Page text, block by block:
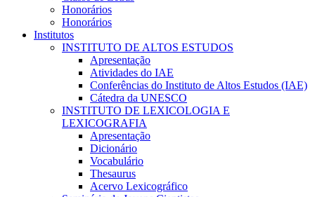
Honorários
Honorários
Institutos
INSTITUTO DE ALTOS ESTUDOS
Apresentação
Atividades do IAE
Conferências do Instituto de Altos Estudos (IAE)
Cátedra da UNESCO
INSTITUTO DE LEXICOLOGIA E
LEXICOGRAFIA
Apresentação
Dicionário
Vocabulário
Thesaurus
Acervo Lexicográfico